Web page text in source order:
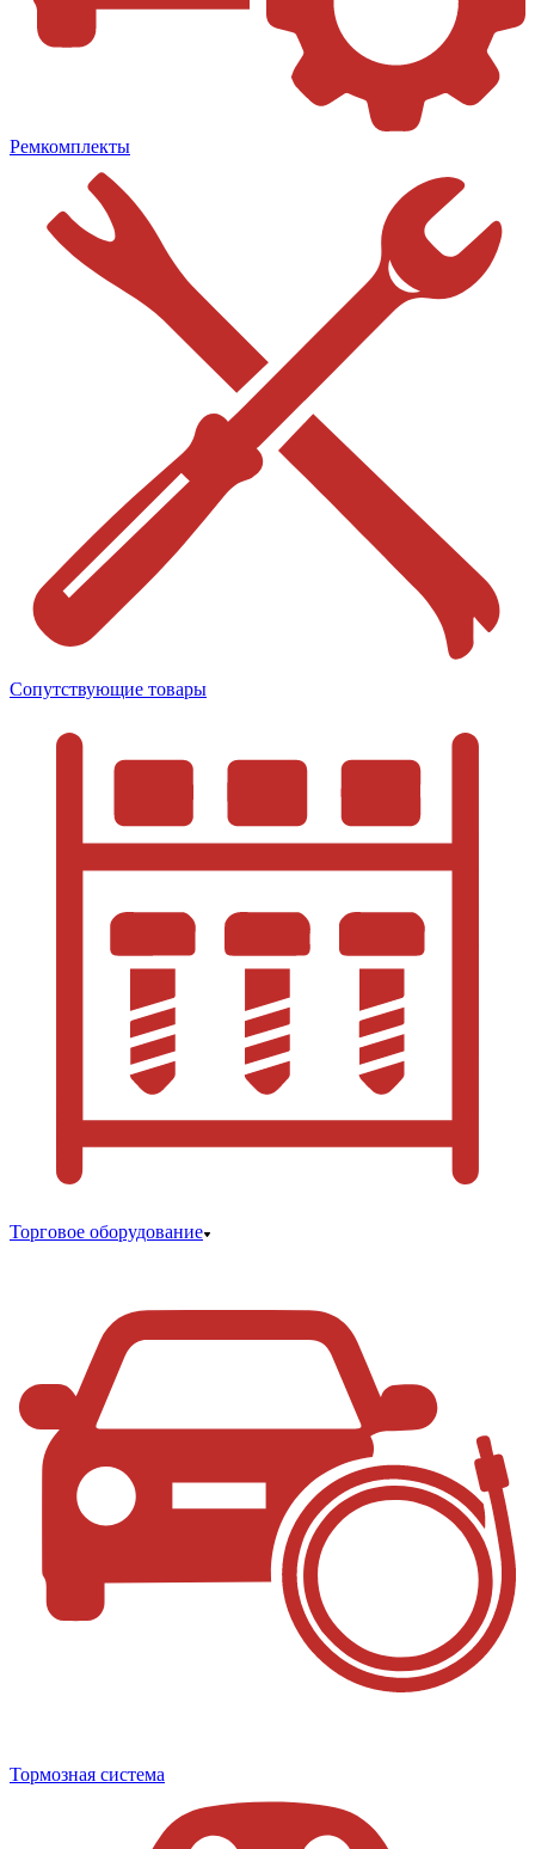
Ремкомплекты
Сопутствующие товары
Торговое оборудование
Тормозная система